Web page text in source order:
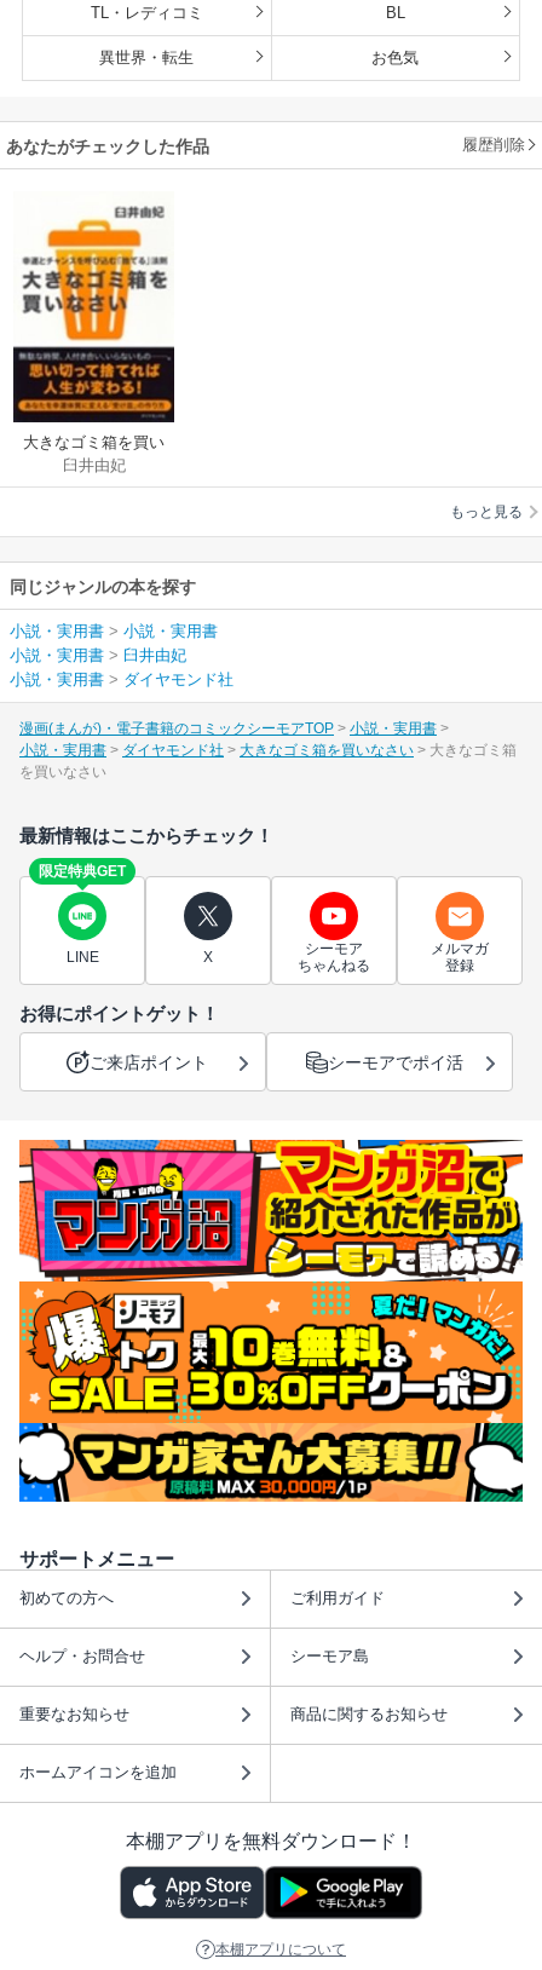
TL・レディコミ BL
異世界・転生 お色気
あなたがチェックした作品 履歴削除
大きなゴミ箱を買い
なさい
臼井由妃
もっと見る
同じジャンルの本を探す
小説・実用書 > 小説・実用書
小説・実用書 > 臼井由妃
小説・実用書 > ダイヤモンド社
漫画(まんが)・電子書籍のコミックシーモアTOP
小説・実用書
小説・実用書
ダイヤモンド社 大きなゴミ箱を買いなさい
大きなゴミ箱
を買いなさい
最新情報はここからチェック！
限定特典GET
LINE X
シーモア
ちゃんねる
メルマガ
登録
お得にポイントゲット！
ご来店ポイント シーモアでポイ活
サポートメニュー
初めての方へ ご利用ガイド
ヘルプ・お問合せ シーモア島
重要なお知らせ 商品に関するお知らせ
ホームアイコンを追加
本棚アプリを無料ダウンロード！
本棚アプリについて